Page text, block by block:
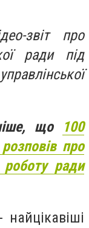
звіт про
ради під
що
100
про
ради